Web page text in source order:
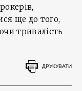
ще до того,
тривалість
ДРУКУВАТИ